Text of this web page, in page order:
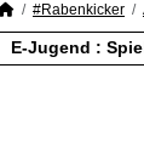
#Rabenkicker
E-Jugend :